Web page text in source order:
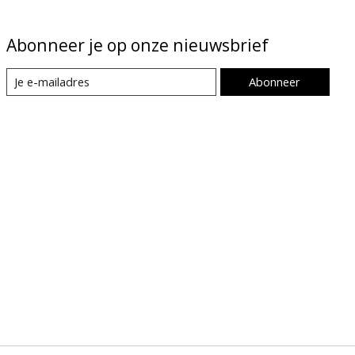
Abonneer je op onze nieuwsbrief
Abonneer